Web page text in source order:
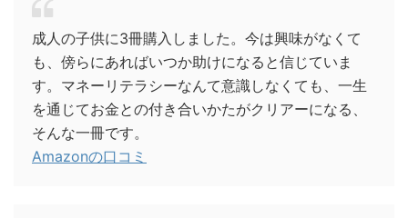
成人の子供に3冊購入しました。今は興味がなくて
も、傍らにあればいつか助けになると信じていま
す。マネーリテラシーなんて意識しなくても、一生
を通じてお金との付き合いかたがクリアーになる、
そんな一冊です。
Amazonの口コミ